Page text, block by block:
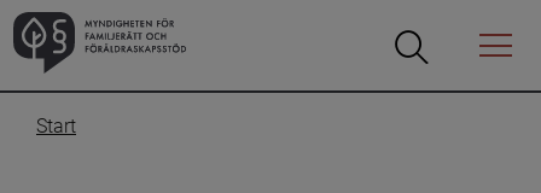
Öppna
Öppna
Menyn
Start